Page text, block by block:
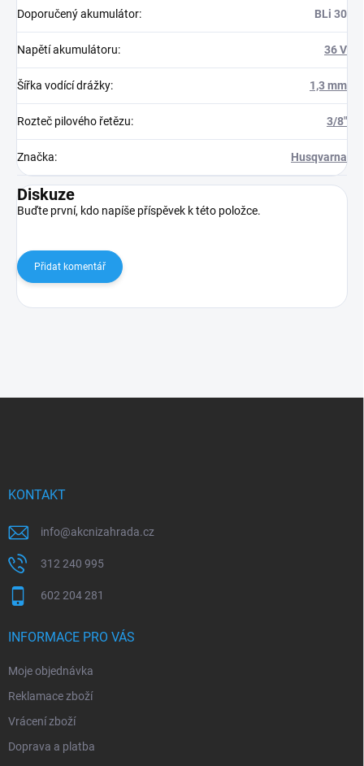
Doporučený akumulátor: BLi 30
Napětí akumulátoru: 36 V
Šířka vodící drážky: 1,3 mm
Rozteč pilového řetězu: 3/8"
Značka: Husqvarna
Diskuze
Buďte první, kdo napíše příspěvek k této položce.
Přidat komentář
KONTAKT
info@akcnizahrada.cz
312 240 995
602 204 281
INFORMACE PRO VÁS
Moje objednávka
Reklamace zboží
Vrácení zboží
Doprava a platba